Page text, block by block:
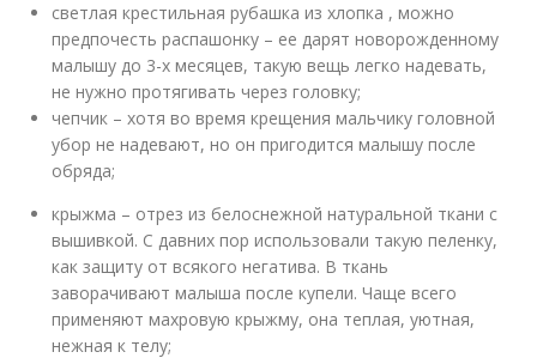
светлая крестильная рубашка из хлопка , можно
предпочесть распашонку – ее дарят новорожденному
малышу до 3-х месяцев, такую вещь легко надевать,
не нужно протягивать через головку;
чепчик – хотя во время крещения мальчику головной
убор не надевают, но он пригодится малышу после
обряда;
крыжма – отрез из белоснежной натуральной ткани с
вышивкой. С давних пор использовали такую пеленку,
как защиту от всякого негатива. В ткань
заворачивают малыша после купели. Чаще всего
применяют махровую крыжму, она теплая, уютная,
нежная к телу;